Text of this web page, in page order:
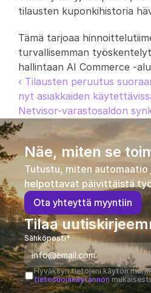
tilausten kuponkihistoria
Tämä tarjoaa
turvallisemman
hallintaan AI Commerce -
‹ Tilausten peruutus
nyt asiakkaiden
Netvisor-varastosaldon
Näe, miten se
Tutustu, miten
helpottavat päivittäistä
Ota yhteyttä myyntiin
Tilaa
Sähköposti*
tietosuojakäytännön